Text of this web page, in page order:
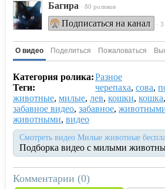
Багира · 80 роликов
Подписаться на канал ·
О видео Поделиться Пожаловаться
Категория ролика:Разное
Теги:
черепаха, сова,
животные, милые, лев, кошки, кошка,
забавное видео, забавное,
животными, видео
Смотреть видео Милые животные
Подборка видео с милыми
Комментарии (0)